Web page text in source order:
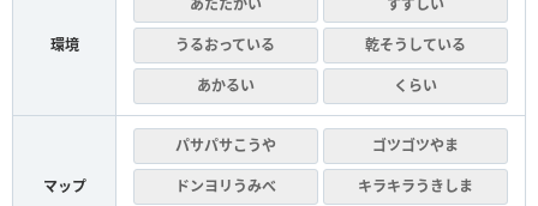
環境
あたたかい
すずしい
うるおっている
乾そうしている
あかるい
くらい
マップ
パサパサこうや
ゴツゴツやま
ドンヨリうみべ
キラキラうきしま